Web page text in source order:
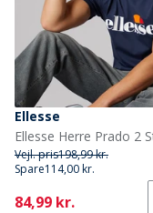
Ellesse
Vejl. pris198,99 kr.
Spare114,00 kr.
Current
84,99 kr.